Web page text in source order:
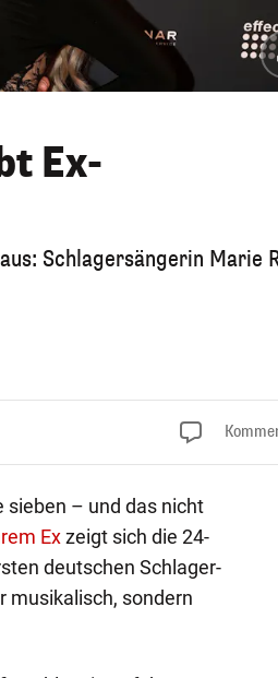
Ex-
Schlagersängerin Marie
sieben – und das nicht
Exzeigt sich die 24-
deutschen Schlager-
musikalisch, sondern